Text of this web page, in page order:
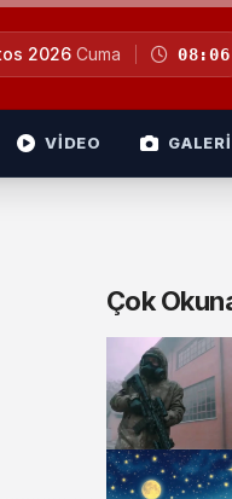
2026 Cuma 08:06
VİDEO GALERİ
Çok